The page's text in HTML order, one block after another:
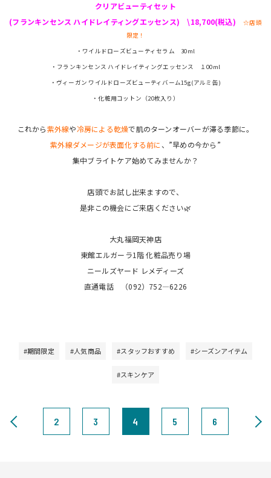
クリアビューティセット
(フランキンセンス ハイドレイティングエッセンス) \18,700(税込)
☆店頭
限定！
・ワイルドローズビューティセラム 30ml
・フランキンセンス ハイドレイティングエッセンス １00ml
・ヴィーガン ワイルドローズビューティバーム15g(アルミ缶)
・化粧用コットン（20枚入り）
これから紫外線や冷房による乾燥で肌のターンオーバーが滞る季節に。
紫外線ダメージが表面化する前に 、”早めの今から”
集中ブライトケア始めてみませんか？
店頭でお試し出来ますので、
是非この機会にご来店ください🌿
大丸福岡天神店
東館エルガーラ1階 化粧品売り場
ニールズヤード レメディーズ
直通電話 （092）752―6226
#期間限定 #人気商品 #スタッフおすすめ #シーズンアイテム
#スキンケア
2 3 4 5 6